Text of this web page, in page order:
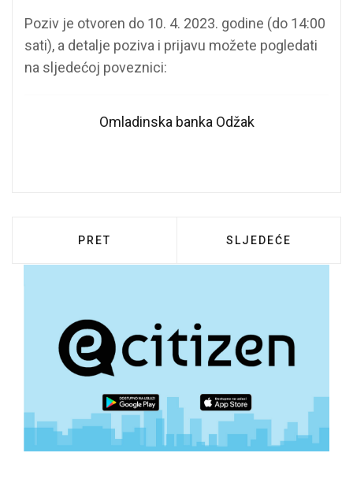
Poziv je otvoren do 10. 4. 2023. godine (do 14:00
sati), a detalje poziva i prijavu možete pogledati
na sljedećoj poveznici:
Omladinska banka Odžak
PRETHODNI ČLANAK: DODATNE UPUTE
PRET SLJEDEĆI ČLANAK:
SLJEDEĆE